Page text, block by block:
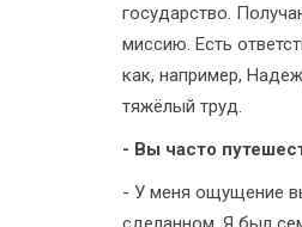
государство.
миссию. Есть
как, например,
тяжёлый труд.
- Вы часто
- У меня ощущение